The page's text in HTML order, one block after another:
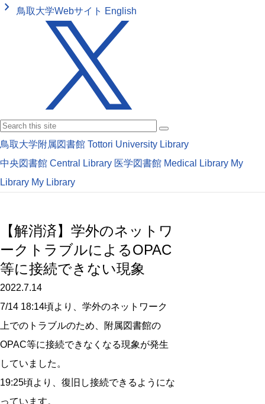
keyboard_arrow_right 鳥取大学Webサイト English
鳥取大学附属図書館 Tottori University Library
中央図書館 Central Library 医学図書館 Medical Library My
Library My Library
【解消済】学外のネットワ
ークトラブルによるOPAC
等に接続できない現象
2022.7.14
7/14 18:14頃より、学外のネットワーク
上でのトラブルのため、附属図書館の
OPAC等に接続できなくなる現象が発生
していました。
19:25頃より、復旧し接続できるようにな
っています。